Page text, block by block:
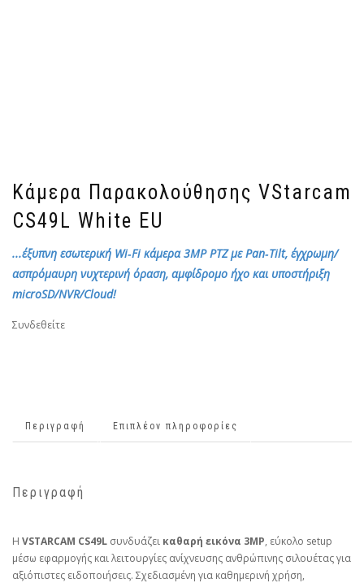
Κάμερα Παρακολούθησης VStarcam
CS49L White EU
...έξυπνη εσωτερική Wi‑Fi κάμερα 3MP PTZ με Pan‑Tilt, έγχρωμη/
ασπρόμαυρη νυχτερινή όραση, αμφίδρομο ήχο και υποστήριξη
microSD/NVR/Cloud!
Συνδεθείτε
Περιγραφή Επιπλέον πληροφορίες
Περιγραφή
Η VSTARCAM CS49L συνδυάζει καθαρή εικόνα 3MP, εύκολο setup
μέσω εφαρμογής και λειτουργίες ανίχνευσης ανθρώπινης σιλουέτας για
αξιόπιστες ειδοποιήσεις. Σχεδιασμένη για καθημερινή χρήση,